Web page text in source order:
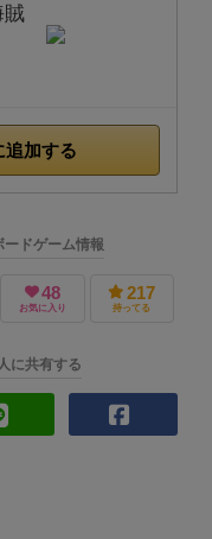
賊
追加する
ドゲーム情報
48
お気に入り
217
持ってる
に共有する